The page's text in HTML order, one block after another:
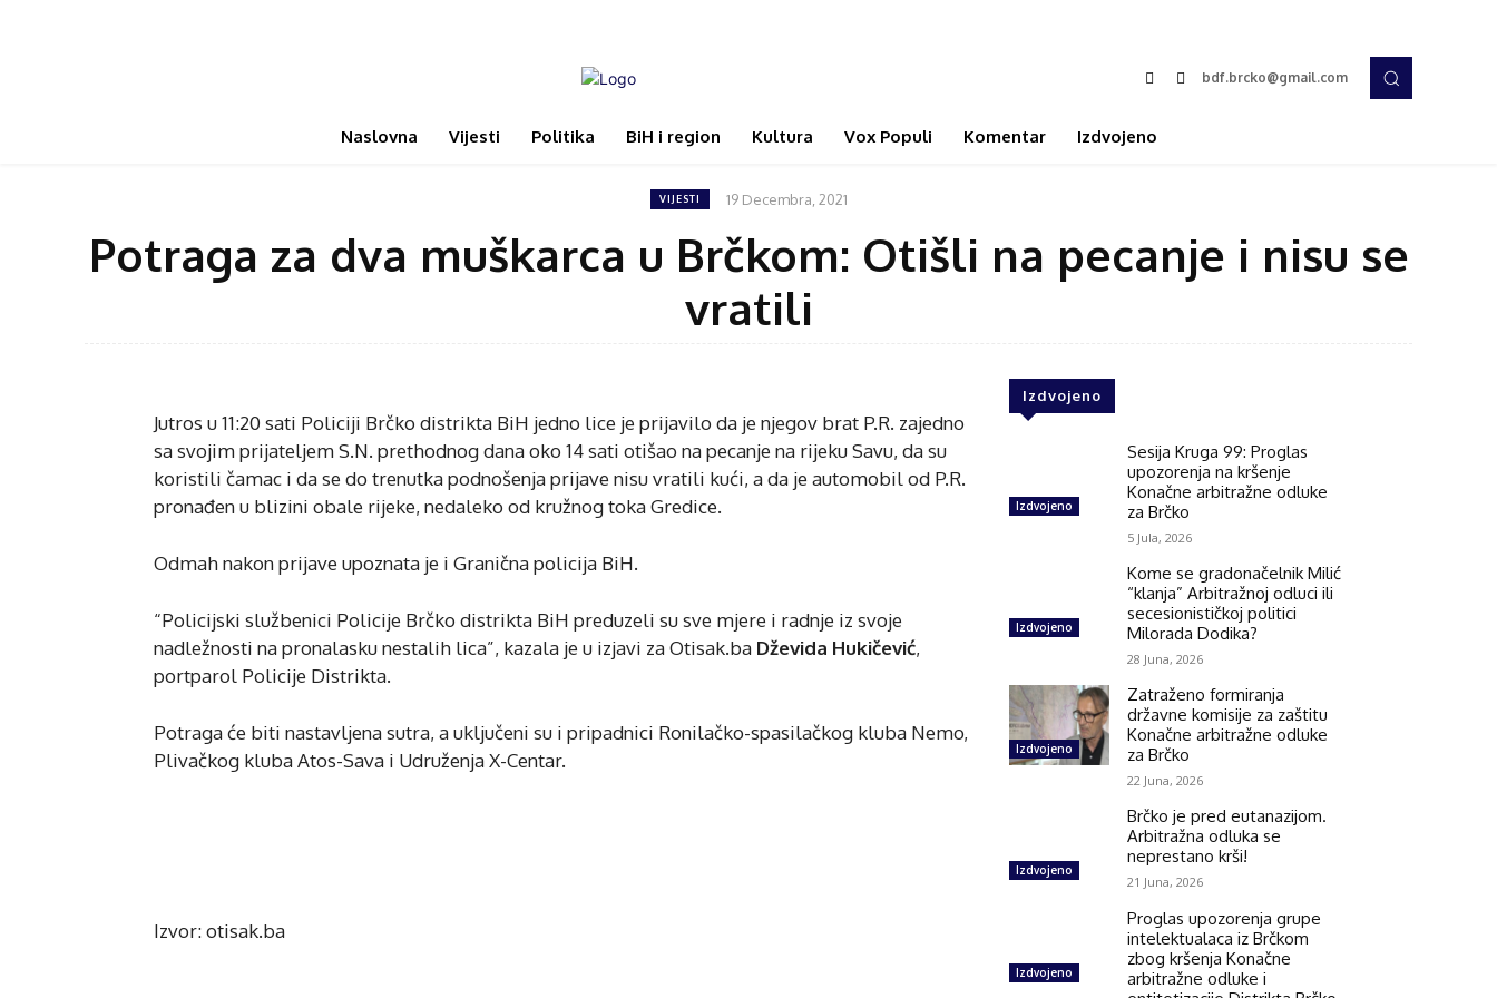
bdf.brcko@gmail.com
Naslovna Vijesti Politika BiH i region Kultura Vox Populi Komentar Izdvojeno
VIJESTI 19 Decembra, 2021
Potraga za dva muškarca u Brčkom: Otišli na pecanje i nisu se
vratili
Jutros u 11:20 sati Policiji Brčko distrikta BiH jedno lice je prijavilo da je njegov brat P.R. zajedno
sa svojim prijateljem S.N. prethodnog dana oko 14 sati otišao na pecanje na rijeku Savu, da su
koristili čamac i da se do trenutka podnošenja prijave nisu vratili kući, a da je automobil od P.R.
pronađen u blizini obale rijeke, nedaleko od kružnog toka Gredice.
Odmah nakon prijave upoznata je i Granična policija BiH.
“Policijski službenici Policije Brčko distrikta BiH preduzeli su sve mjere i radnje iz svoje
nadležnosti na pronalasku nestalih lica”, kazala je u izjavi za Otisak.ba Dževida Hukičević,
portparol Policije Distrikta.
Potraga će biti nastavljena sutra, a uključeni su i pripadnici Ronilačko-spasilačkog kluba Nemo,
Plivačkog kluba Atos-Sava i Udruženja X-Centar.
Izvor: otisak.ba
Izdvojeno
Izdvojeno
Sesija Kruga 99: Proglas
upozorenja na kršenje
Konačne arbitražne odluke
za Brčko
5 Jula, 2026
Izdvojeno
Kome se gradonačelnik Milić
“klanja” Arbitražnoj odluci ili
secesionističkoj politici
Milorada Dodika?
28 Juna, 2026
Izdvojeno
Zatraženo formiranja
državne komisije za zaštitu
Konačne arbitražne odluke
za Brčko
22 Juna, 2026
Izdvojeno
Brčko je pred eutanazijom.
Arbitražna odluka se
neprestano krši!
21 Juna, 2026
Izdvojeno
Proglas upozorenja grupe
intelektualaca iz Brčkom
zbog kršenja Konačne
arbitražne odluke i